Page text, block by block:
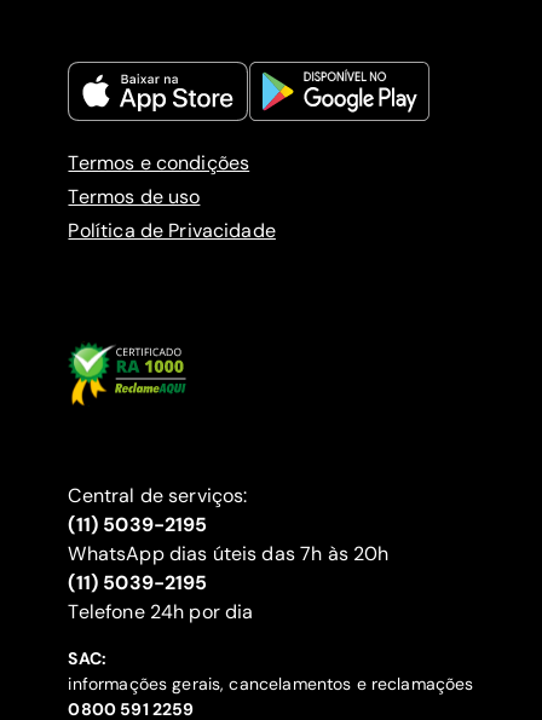
Termos e condições
Termos de uso
Política de Privacidade
Central de serviços:
(11) 5039-2195
WhatsApp dias úteis das 7h às 20h
(11) 5039-2195
‍Telefone 24h por dia
SAC:
informações gerais, cancelamentos e reclamações
‍0800 591 2259